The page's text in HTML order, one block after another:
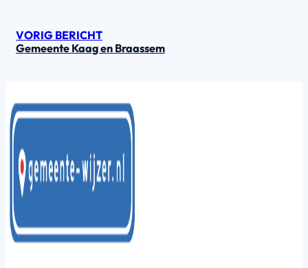
VORIG BERICHT
Gemeente Kaag en Braassem